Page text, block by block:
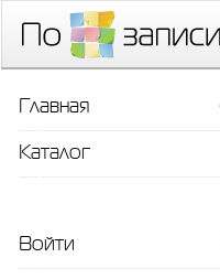
Главная
Каталог
Войти